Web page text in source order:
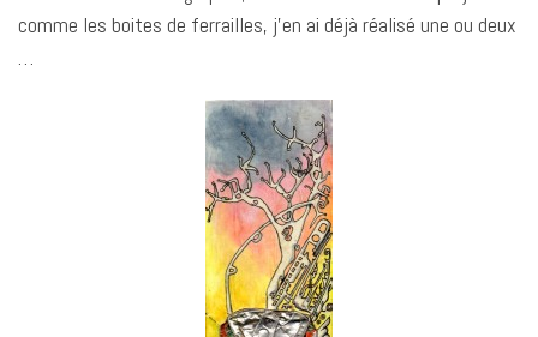
comme les boites de ferrailles, j’en ai déjà réalisé une ou deux